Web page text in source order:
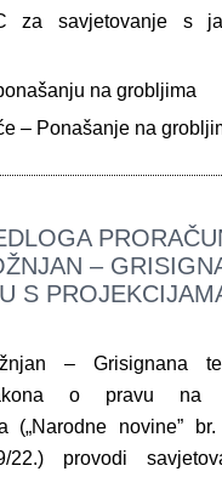
za savjetovanje s
na grobljima
– Ponašanje na
–
S
– Grisignana
o pravu na
(„Narodne novine” br.
provodi